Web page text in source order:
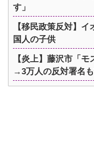
す」
【移民政策反対】
国人の子供
【炎上】藤沢市「モ
→3万人の反対署名